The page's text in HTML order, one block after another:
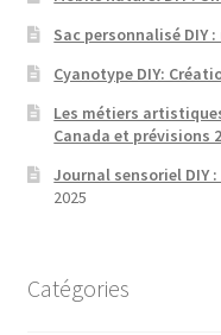
Sac personnalisé DIY
Cyanotype DIY:
Les métiers
Canada et prévisions
Journal sensoriel DIY
2025
Catégories